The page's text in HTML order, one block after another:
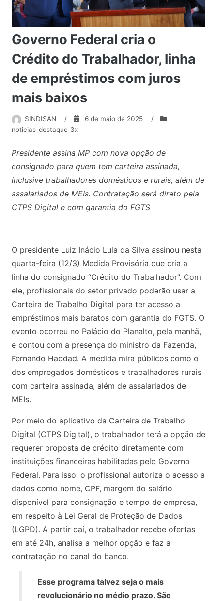
Governo Federal cria o
Crédito do Trabalhador, linha
de empréstimos com juros
mais baixos
SINDISAN / 6 de maio de 2025
/
noticias_destaque_3x
Presidente assina MP com nova opção de
consignado para quem tem carteira assinada,
inclusive trabalhadores domésticos e rurais, além de
assalariados de MEIs. Contratação será direto pela
CTPS Digital e com garantia do FGTS
O presidente Luiz Inácio Lula da Silva assinou nesta
quarta-feira (12/3) Medida Provisória que cria a
linha do consignado “Crédito do Trabalhador”. Com
ele, profissionais do setor privado poderão usar a
Carteira de Trabalho Digital para ter acesso a
empréstimos mais baratos com garantia do FGTS. O
evento ocorreu no Palácio do Planalto, pela manhã,
e contou com a presença do ministro da Fazenda,
Fernando Haddad. A medida mira públicos como o
dos empregados domésticos e trabalhadores rurais
com carteira assinada, além de assalariados de
MEIs.
Por meio do aplicativo da Carteira de Trabalho
Digital (CTPS Digital), o trabalhador terá a opção de
requerer proposta de crédito diretamente com
instituições financeiras habilitadas pelo Governo
Federal. Para isso, o profissional autoriza o acesso a
dados como nome, CPF, margem do salário
disponível para consignação e tempo de empresa,
em respeito à Lei Geral de Proteção de Dados
(LGPD). A partir daí, o trabalhador recebe ofertas
em até 24h, analisa a melhor opção e faz a
contratação no canal do banco.
Esse programa talvez seja o mais
revolucionário no médio prazo. São